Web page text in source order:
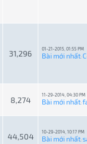
31,296 01-21-2015, 01:55 PM
Bài mới nhất:
8,274
11-29-2014, 04:30 PM
Bài mới nhất:
44,504 10-29-2014, 10:17 PM
Bài mới nhất: